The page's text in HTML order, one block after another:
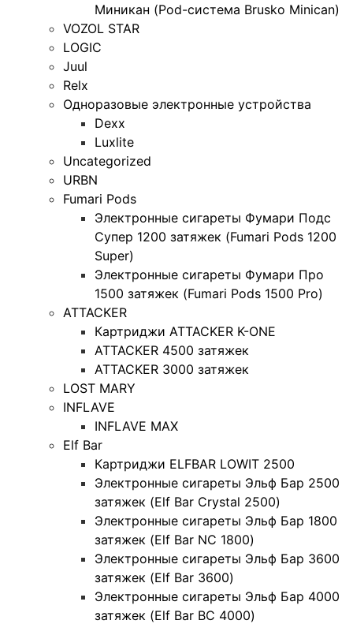
Миникан (Pod-система Brusko Minican)
VOZOL STAR
LOGIC
Juul
Relx
Одноразовые электронные устройства
Dexx
Luxlite
Uncategorized
URBN
Fumari Pods
Электронные сигареты Фумари Подс
Супер 1200 затяжек (Fumari Pods 1200
Super)
Электронные сигареты Фумари Про
1500 затяжек (Fumari Pods 1500 Pro)
ATTACKER
Картриджи ATTACKER K-ONE
ATTACKER 4500 затяжек
ATTACKER 3000 затяжек
LOST MARY
INFLAVE
INFLAVE MAX
Elf Bar
Картриджи ELFBAR LOWIT 2500
Электронные сигареты Эльф Бар 2500
затяжек (Elf Bar Crystal 2500)
Электронные сигареты Эльф Бар 1800
затяжек (Elf Bar NC 1800)
Электронные сигареты Эльф Бар 3600
затяжек (Elf Bar 3600)
Электронные сигареты Эльф Бар 4000
затяжек (Elf Bar BC 4000)